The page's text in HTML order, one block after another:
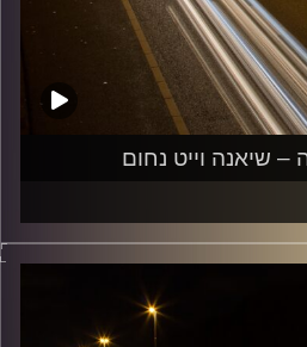
שיאנה וייט נחום
עבודה ארוך ותחזיר אותנו
נחום.